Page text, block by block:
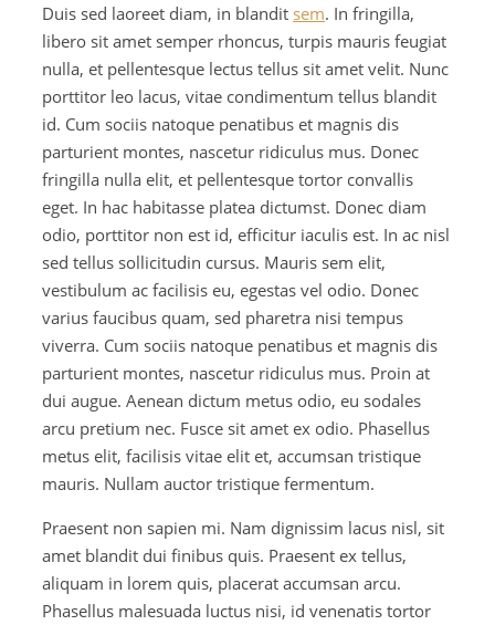
Duis sed laoreet diam, in blandit sem. In fringilla,
libero sit amet semper rhoncus, turpis mauris feugiat
nulla, et pellentesque lectus tellus sit amet velit. Nunc
porttitor leo lacus, vitae condimentum tellus blandit
id. Cum sociis natoque penatibus et magnis dis
parturient montes, nascetur ridiculus mus. Donec
fringilla nulla elit, et pellentesque tortor convallis
eget. In hac habitasse platea dictumst. Donec diam
odio, porttitor non est id, efficitur iaculis est. In ac nisl
sed tellus sollicitudin cursus. Mauris sem elit,
vestibulum ac facilisis eu, egestas vel odio. Donec
varius faucibus quam, sed pharetra nisi tempus
viverra. Cum sociis natoque penatibus et magnis dis
parturient montes, nascetur ridiculus mus. Proin at
dui augue. Aenean dictum metus odio, eu sodales
arcu pretium nec. Fusce sit amet ex odio. Phasellus
metus elit, facilisis vitae elit et, accumsan tristique
mauris. Nullam auctor tristique fermentum.
Praesent non sapien mi. Nam dignissim lacus nisl, sit
amet blandit dui finibus quis. Praesent ex tellus,
aliquam in lorem quis, placerat accumsan arcu.
Phasellus malesuada luctus nisi, id venenatis tortor